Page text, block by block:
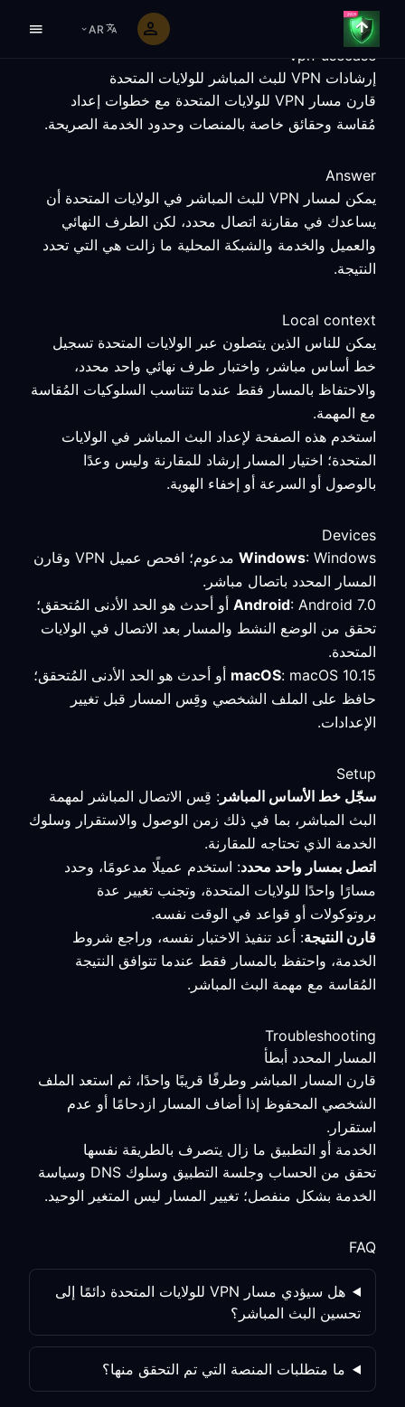
AR
vpn-usecase
إرشادات VPN للبث المباشر للولايات المتحدة
قارن مسار VPN للولايات المتحدة مع خطوات إعداد
مُقاسة وحقائق خاصة بالمنصات وحدود الخدمة الصريحة.
Answer
يمكن لمسار VPN للبث المباشر في الولايات المتحدة أن
يساعدك في مقارنة اتصال محدد، لكن الطرف النهائي
والعميل والخدمة والشبكة المحلية ما زالت هي التي تحدد
النتيجة.
Local context
يمكن للناس الذين يتصلون عبر الولايات المتحدة تسجيل
خط أساس مباشر، واختبار طرف نهائي واحد محدد،
والاحتفاظ بالمسار فقط عندما تتناسب السلوكيات المُقاسة
مع المهمة.
استخدم هذه الصفحة لإعداد البث المباشر في الولايات
المتحدة؛ اختيار المسار إرشاد للمقارنة وليس وعدًا
بالوصول أو السرعة أو إخفاء الهوية.
Devices
Windows
: Windows مدعوم؛ افحص عميل VPN وقارن
المسار المحدد باتصال مباشر.
Android : Android 7.0 أو أحدث هو الحد الأدنى المُتحقق؛
تحقق من الوضع النشط والمسار بعد الاتصال في الولايات
المتحدة.
macOS : macOS 10.15 أو أحدث هو الحد الأدنى المُتحقق؛
حافظ على الملف الشخصي وقِس المسار قبل تغيير
الإعدادات.
Setup
سجّل خط الأساس المباشر : قِس الاتصال المباشر لمهمة
البث المباشر، بما في ذلك زمن الوصول والاستقرار وسلوك
الخدمة الذي تحتاجه للمقارنة.
اتصل بمسار واحد محدد: استخدم عميلًا مدعومًا، وحدد
مسارًا واحدًا للولايات المتحدة، وتجنب تغيير عدة
بروتوكولات أو قواعد في الوقت نفسه.
قارن النتيجة: أعد تنفيذ الاختبار نفسه، وراجع شروط
الخدمة، واحتفظ بالمسار فقط عندما تتوافق النتيجة
المُقاسة مع مهمة البث المباشر.
Troubleshooting
المسار المحدد أبطأ
قارن المسار المباشر وطرفًا قريبًا واحدًا، ثم استعد الملف
الشخصي المحفوظ إذا أضاف المسار ازدحامًا أو عدم
استقرار.
الخدمة أو التطبيق ما زال يتصرف بالطريقة نفسها
تحقق من الحساب وجلسة التطبيق وسلوك DNS وسياسة
الخدمة بشكل منفصل؛ تغيير المسار ليس المتغير الوحيد.
FAQ
هل سيؤدي مسار VPN للولايات المتحدة دائمًا إلى
تحسين البث المباشر؟
ما متطلبات المنصة التي تم التحقق منها؟